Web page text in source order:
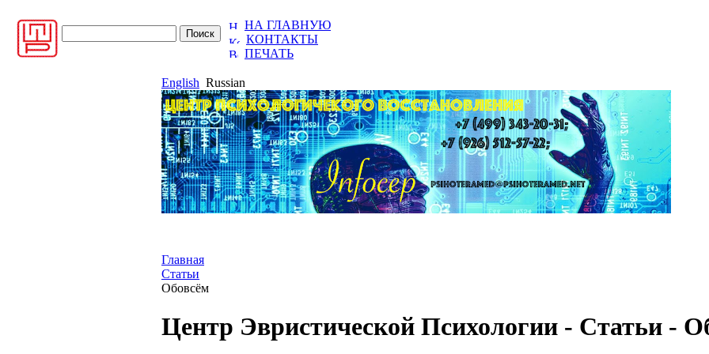
НА ГЛАВНУЮ
КОНТАКТЫ
ПЕЧАТЬ
English Russian
Главная
Статьи
Обовсём
Центр Эвристической Психологии - Статьи -